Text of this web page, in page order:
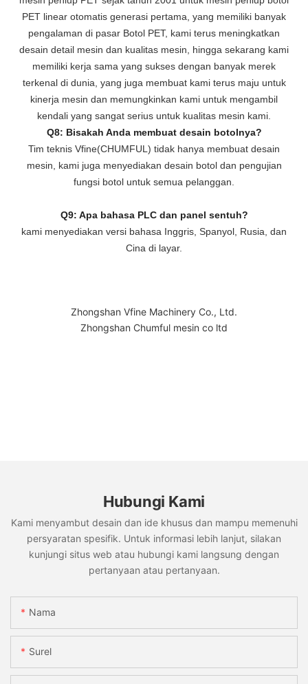
PET linear otomatis generasi pertama, yang memiliki banyak
pengalaman di pasar Botol PET, kami terus meningkatkan
desain detail mesin dan kualitas mesin, hingga sekarang kami
memiliki kerja sama yang sukses dengan banyak merek
terkenal di dunia, yang juga membuat kami terus maju untuk
kinerja mesin dan memungkinkan kami untuk mengambil
kendali yang sangat serius untuk kualitas mesin kami.
Q8: Bisakah Anda membuat desain botolnya?
Tim teknis Vfine(CHUMFUL) tidak hanya membuat desain
mesin, kami juga menyediakan desain botol dan pengujian
fungsi botol untuk semua pelanggan.
Q9: Apa bahasa PLC dan panel sentuh?
kami menyediakan versi bahasa Inggris, Spanyol, Rusia, dan
Cina di layar.
Zhongshan Vfine Machinery Co., Ltd.
Zhongshan Chumful mesin co ltd
Hubungi Kami
Kami menyambut desain dan ide khusus dan mampu memenuhi
persyaratan spesifik. Untuk informasi lebih lanjut, silakan
kunjungi situs web atau hubungi kami langsung dengan
pertanyaan atau pertanyaan.
Nama
Surel